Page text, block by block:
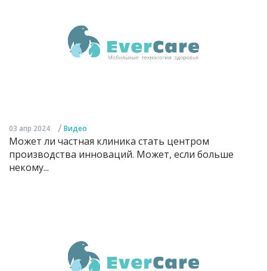
03 апр 2024 / Видео
Может ли частная клиника стать центром
производства инноваций. Может, если больше
некому...